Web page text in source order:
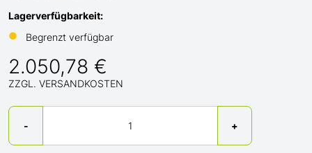
Lagerverfügbarkeit:
●
Begrenzt verfügbar
2.050,78 €
ZZGL. VERSANDKOSTEN
-
Menge
+